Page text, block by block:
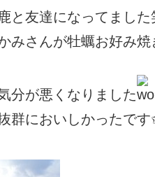
と友達になってました
みさんが牡蠣お好み
分が悪くなりました
群においしかったで